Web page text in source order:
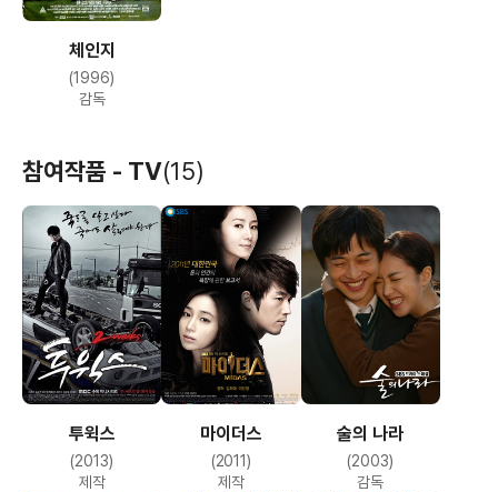
체인지
(1996)
감독
참여작품 - TV(15)
투윅스
(2013)
제작
마이더스
(2011)
제작
술의 나라
(2003)
감독